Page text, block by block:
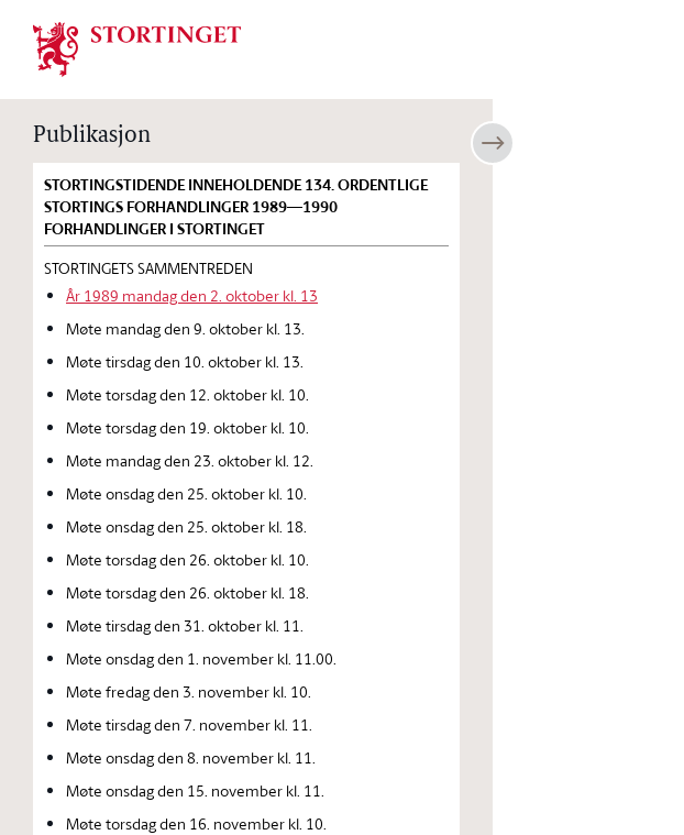
Stortinget.no
Publikasjon
STORTINGSTIDENDE INNEHOLDENDE 134. ORDENTLIGE
STORTINGS FORHANDLINGER 1989—1990
FORHANDLINGER I STORTINGET
STORTINGETS SAMMENTREDEN
År 1989 mandag den 2. oktober kl. 13
Møte mandag den 9. oktober kl. 13.
Møte tirsdag den 10. oktober kl. 13.
Møte torsdag den 12. oktober kl. 10.
Møte torsdag den 19. oktober kl. 10.
Møte mandag den 23. oktober kl. 12.
Møte onsdag den 25. oktober kl. 10.
Møte onsdag den 25. oktober kl. 18.
Møte torsdag den 26. oktober kl. 10.
Møte torsdag den 26. oktober kl. 18.
Møte tirsdag den 31. oktober kl. 11.
Møte onsdag den 1. november kl. 11.00.
Møte fredag den 3. november kl. 10.
Møte tirsdag den 7. november kl. 11.
Møte onsdag den 8. november kl. 11.
Møte onsdag den 15. november kl. 11.
Møte torsdag den 16. november kl. 10.